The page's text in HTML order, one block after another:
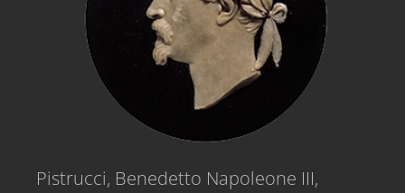
Pistrucci, Benedetto Napoleone III,